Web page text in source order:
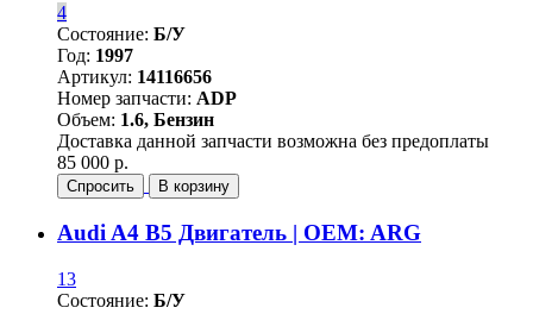
4
Состояние: Б/У
Год: 1997
Артикул: 14116656
Номер запчасти: ADP
Объем: 1.6, Бензин
Доставка данной запчасти возможна без предоплаты
85 000 р.
Спросить В корзину
Audi A4 B5 Двигатель | OEM: ARG
13
Состояние: Б/У